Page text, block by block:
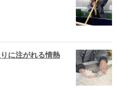
に注がれる情熱